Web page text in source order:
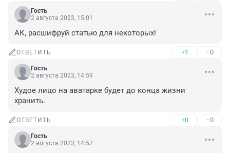
Гость
2 августа 2023, 15:01
АК, расшифруй статью для некоторых!
ОТВЕТИТЬ +1 –0
Гость
2 августа 2023, 14:59
Худое лицо на аватарке будет до конца жизни
хранить.
ОТВЕТИТЬ +0 –0
Гость
2 августа 2023, 14:57